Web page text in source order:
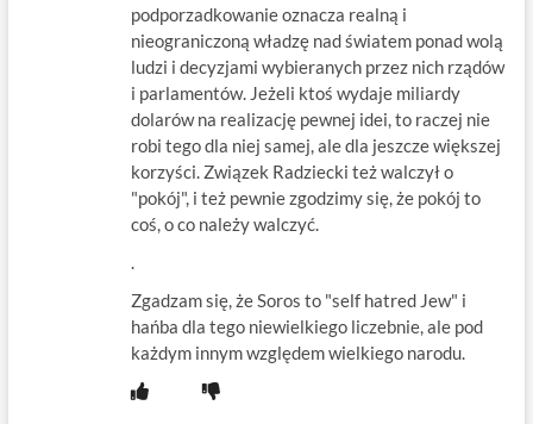
podporzadkowanie oznacza realną i
nieograniczoną władzę nad światem ponad wolą
ludzi i decyzjami wybieranych przez nich rządów
i parlamentów. Jeżeli ktoś wydaje miliardy
dolarów na realizację pewnej idei, to raczej nie
robi tego dla niej samej, ale dla jeszcze większej
korzyści. Związek Radziecki też walczył o
"pokój", i też pewnie zgodzimy się, że pokój to
coś, o co należy walczyć.
.
Zgadzam się, że Soros to "self hatred Jew" i
hańba dla tego niewielkiego liczebnie, ale pod
każdym innym względem wielkiego narodu.